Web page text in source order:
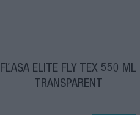
FĽAŠA ELITE FLY TEX 550 ML
TRANSPARENT